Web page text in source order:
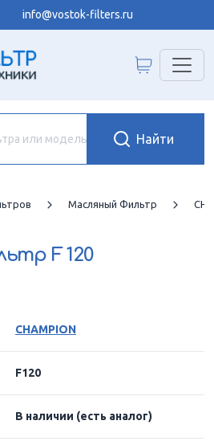
info@vostok-filters.ru
Масляный Фильтр
F 120
CHAMPION
F120
В наличии (есть аналог)